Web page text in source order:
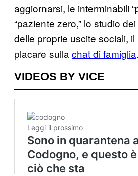
aggiornarsi, le interminabili
“paziente zero,” lo studio
delle proprie uscite sociali,
placare sulla chat di famiglia.
VIDEOS BY VICE